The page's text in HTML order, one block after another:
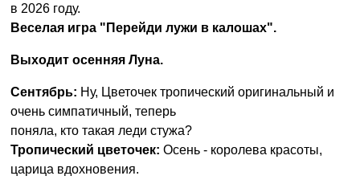
в 2026 году.
Веселая игра "Перейди лужи в калошах".
Выходит осенняя Луна.
Сентябрь: Ну, Цветочек тропический оригинальный и
очень симпатичный, теперь
поняла, кто такая леди стужа?
Тропический цветочек: Осень - королева красоты,
царица вдохновения.